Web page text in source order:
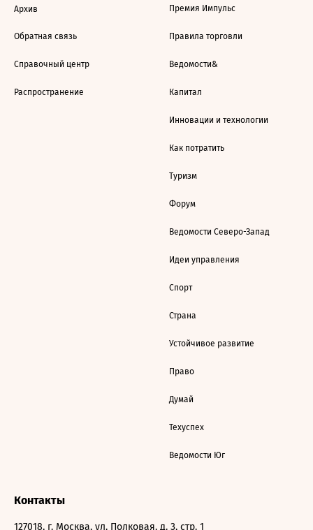
Архив
Обратная связь
Справочный центр
Распространение
Премия Импульс
Правила торговли
Ведомости&
Капитал
Инновации и технологии
Как потратить
Туризм
Форум
Ведомости Северо-Запад
Идеи управления
Спорт
Страна
Устойчивое развитие
Право
Думай
Техуспех
Ведомости Юг
Контакты
127018, г. Москва, ул. Полковая, д. 3, стр. 1